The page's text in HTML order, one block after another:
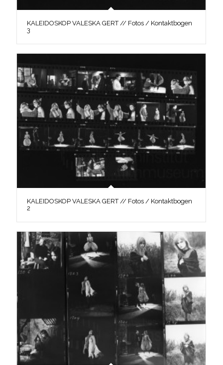
KALEIDOSKOP VALESKA GERT // Fotos / Kontaktbogen
3
KALEIDOSKOP VALESKA GERT // Fotos / Kontaktbogen
2